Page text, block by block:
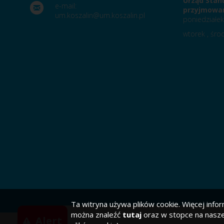
e-mail:
um.koszalin@um.koszalin.pl
wtorek ,
Ta witryna używa plików cookie. Więcej
można znaleźć tutaj oraz w stopce na